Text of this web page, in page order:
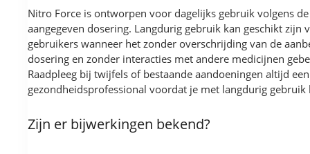
Nitro Force is ontworpen voor dagelijks gebruik volgens de
aangegeven dosering. Langdurig gebruik kan geschikt zijn
gebruikers wanneer het zonder overschrijding van de
dosering en zonder interacties met andere medicijnen
Raadpleeg bij twijfels of bestaande aandoeningen altijd een
gezondheidsprofessional voordat je met langdurig gebruik
Zijn er bijwerkingen bekend?